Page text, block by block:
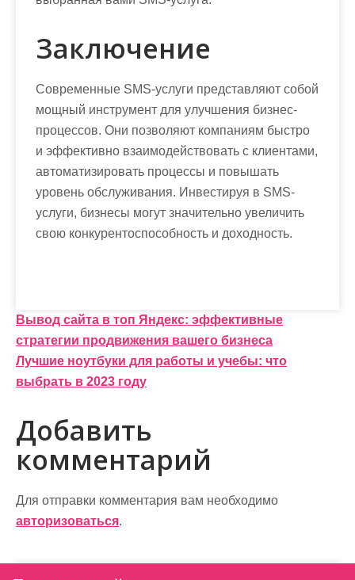
Заключение
Современные SMS-услуги представляют собой
мощный инструмент для улучшения бизнес-
процессов. Они позволяют компаниям быстро
и эффективно взаимодействовать с клиентами,
автоматизировать процессы и повышать
уровень обслуживания. Инвестируя в SMS-
услуги, бизнесы могут значительно увеличить
свою конкурентоспособность и доходность.
Н
а
в
и
г
а
ц
и
я
Вывод сайта в топ Яндекс: эффективные
стратегии продвижения вашего бизнеса
Лучшие ноутбуки для работы и учебы: что
выбрать в 2023 году
Добавить
комментарий
Для отправки комментария вам необходимо
авторизоваться.